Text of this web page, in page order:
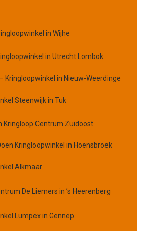
in Wijhe
in Utrecht Lombok
Kringloopwinkel in Nieuw-Weerdinge
Steenwijk in Tuk
Kringloop Centrum Zuidoost
Kringloopwinkel in Hoensbroek
Alkmaar
De Liemers in ’s Heerenberg
Lumpex in Gennep